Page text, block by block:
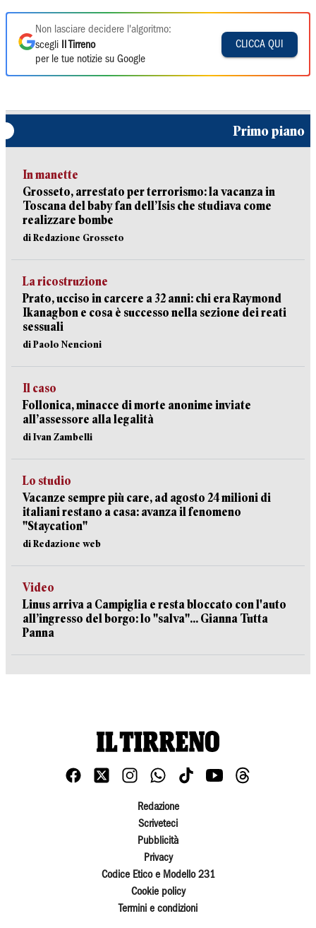
Non lasciare decidere l'algoritmo:
scegli
Il Tirreno
per le tue notizie su Google
CLICCA QUI
Primo piano
In manette
Grosseto, arrestato per terrorismo: la vacanza in
Toscana del baby fan dell’Isis che studiava come
realizzare bombe
di Redazione Grosseto
La ricostruzione
Prato, ucciso in carcere a 32 anni: chi era Raymond
Ikanagbon e cosa è successo nella sezione dei reati
sessuali
di Paolo Nencioni
Il caso
Follonica, minacce di morte anonime inviate
all’assessore alla legalità
di Ivan Zambelli
Lo studio
Vacanze sempre più care, ad agosto 24 milioni di
italiani restano a casa: avanza il fenomeno
"Staycation"
di Redazione web
Video
Linus arriva a Campiglia e resta bloccato con l'auto
all’ingresso del borgo: lo "salva"... Gianna Tutta
Panna
Redazione
Scriveteci
Pubblicità
Privacy
Codice Etico e Modello 231
Cookie policy
Termini e condizioni